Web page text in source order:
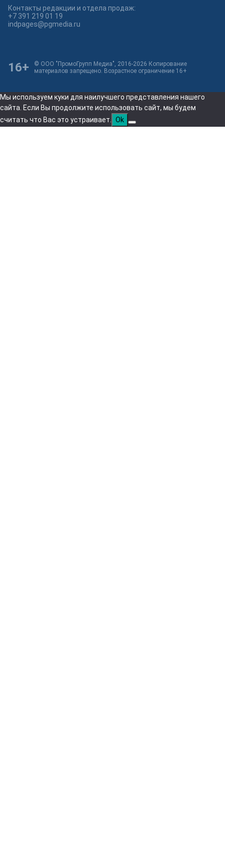
Контакты редакции и отдела продаж:
+7 391 219 01 19
indpages@pgmedia.ru
© ООО "ПромоГрупп Медиа", 2016-2026 Копирование
материалов запрещено. Возрастное ограничение 16+
16+
Мы используем куки для наилучшего представления нашего
сайта. Если Вы продолжите использовать сайт, мы будем
считать что Вас это устраивает.
Ok